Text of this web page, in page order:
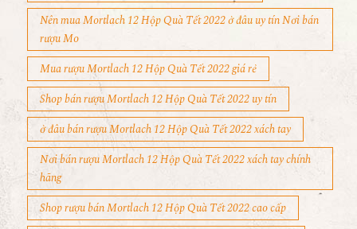
Nên mua Mortlach 12 Hộp Quà Tết 2022 ở đâu uy tín Nơi bán
rượu Mo
Mua rượu Mortlach 12 Hộp Quà Tết 2022 giá rẻ
Shop bán rượu Mortlach 12 Hộp Quà Tết 2022 uy tín
ở đâu bán rượu Mortlach 12 Hộp Quà Tết 2022 xách tay
Nơi bán rượu Mortlach 12 Hộp Quà Tết 2022 xách tay chính
hãng
Shop rượu bán Mortlach 12 Hộp Quà Tết 2022 cao cấp